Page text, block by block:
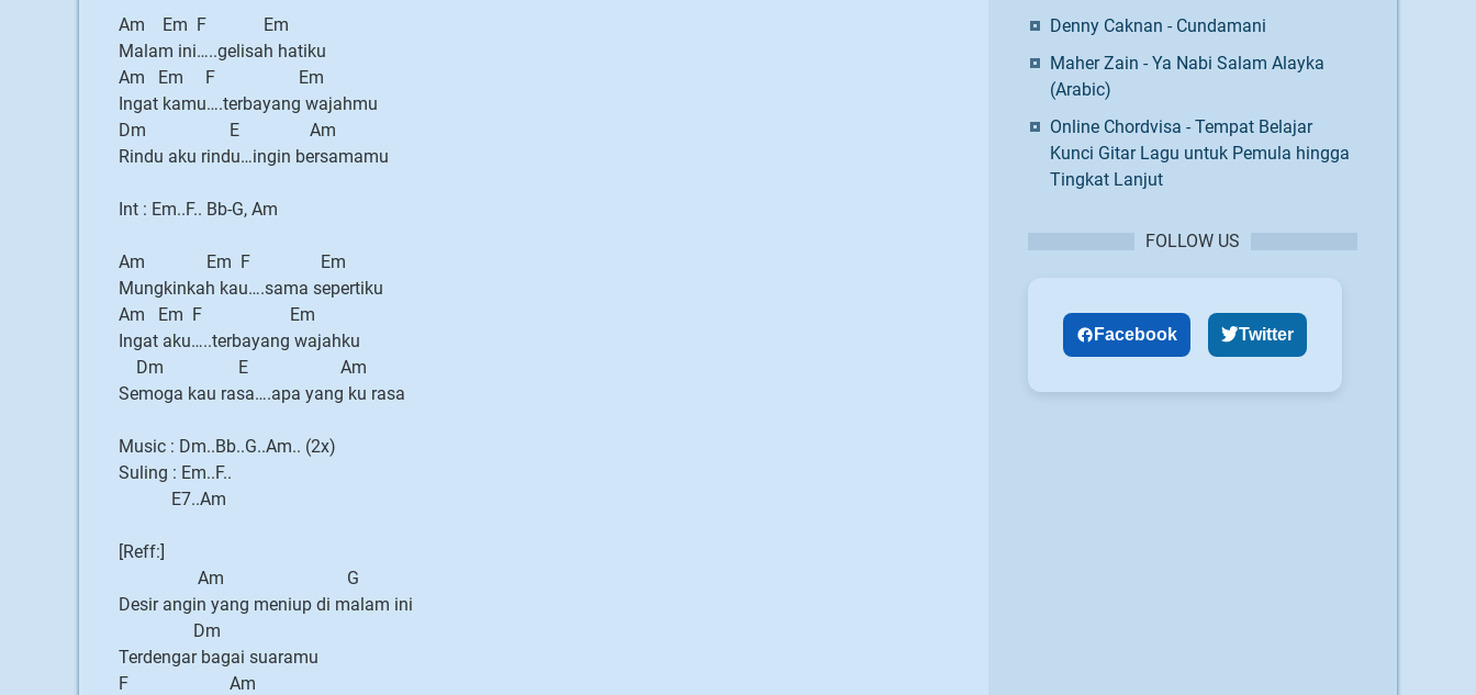
Am Em F Em
Malam ini…..gelisah hatiku
Am Em F Em
Ingat kamu….terbayang wajahmu
Dm E Am
Rindu aku rindu…ingin bersamamu
Int : Em..F.. Bb-G, Am
Am Em F Em
Mungkinkah kau….sama sepertiku
Am Em F Em
Ingat aku…..terbayang wajahku
Dm E Am
Semoga kau rasa….apa yang ku rasa
Music : Dm..Bb..G..Am.. (2x)
Suling : Em..F..
E7..Am
[Reff:]
Am G
Desir angin yang meniup di malam ini
Dm
Terdengar bagai suaramu
F Am
Denny Caknan - Cundamani
Maher Zain - Ya Nabi Salam Alayka
(Arabic)
Online Chordvisa - Tempat Belajar
Kunci Gitar Lagu untuk Pemula hingga
Tingkat Lanjut
FOLLOW US
Facebook Twitter